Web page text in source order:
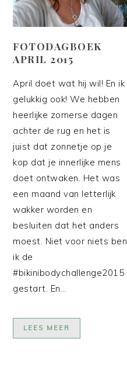
FOTODAGBOEK
APRIL 2015
April doet wat hij wil! En ik
gelukkig ook! We hebben
heerlijke zomerse dagen
achter de rug en het is
juist dat zonnetje op je
kop dat je innerlijke mens
doet ontwaken. Het was
een maand van letterlijk
wakker worden en
besluiten dat het anders
moest. Niet voor niets ben
ik de
#bikinibodychallenge2015
gestart. En…
LEES MEER